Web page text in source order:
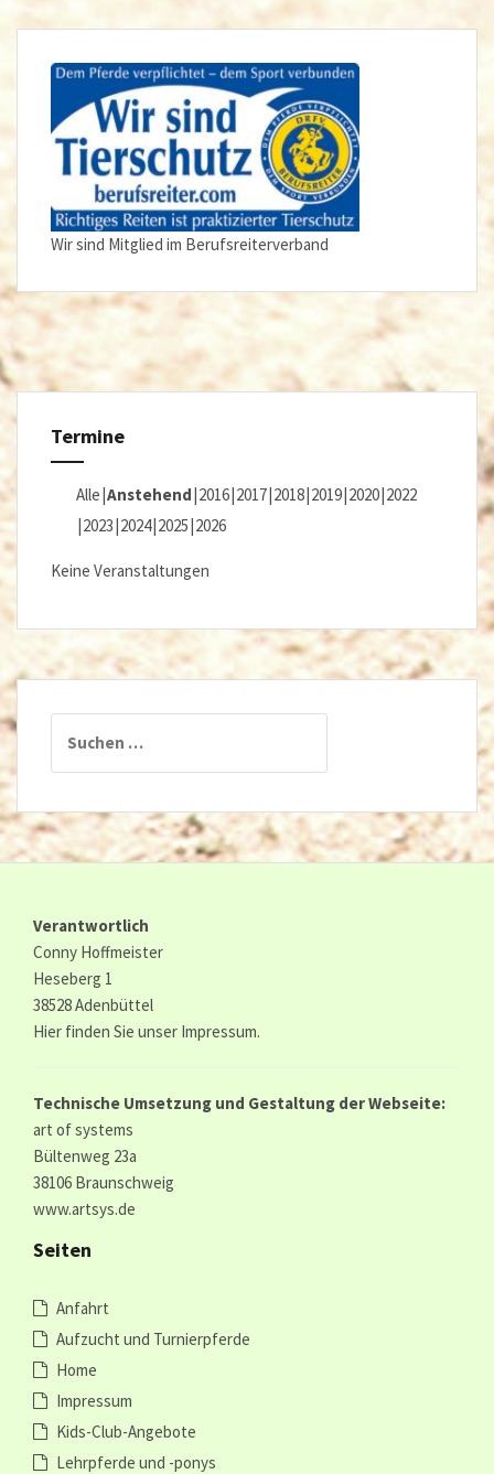
Wir sind Mitglied im Berufsreiterverband
Termine
Alle Anstehend 2016 2017 2018 2019 2020 2022
2023 2024 2025 2026
Keine Veranstaltungen
nach:
Verantwortlich
Conny Hoffmeister
Heseberg 1
38528 Adenbüttel
Hier finden Sie unser Impressum.
Technische Umsetzung und Gestaltung der Webseite:
art of systems
Bültenweg 23a
38106 Braunschweig
www.artsys.de
Seiten
Anfahrt
Aufzucht und Turnierpferde
Home
Impressum
Kids-Club-Angebote
Lehrpferde und -ponys